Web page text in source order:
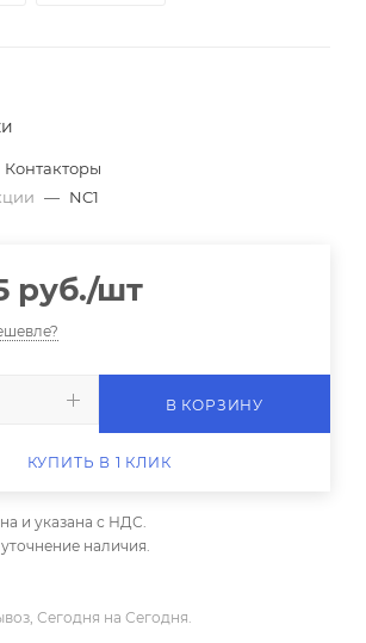
Контакторы
— NC1
руб./шт
В КОРЗИНУ
КУПИТЬ В 1 КЛИК
и указана с НДС.
наличия.
Сегодня на Сегодня.